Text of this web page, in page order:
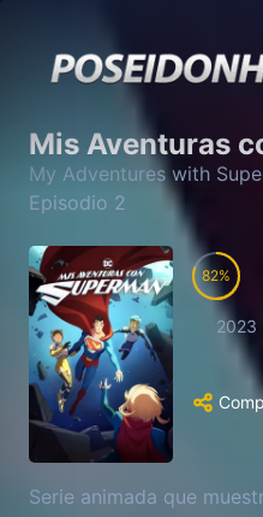
Mis Aventuras
My Adventures with
Episodio 2
82
2023
Serie animada que